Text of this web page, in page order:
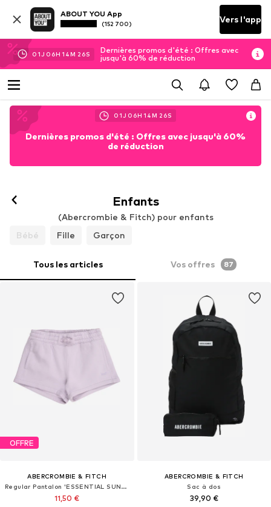
ABOUT YOU App
(152 700) Vers l'app
01J 06H 14M 25S
Dernières promos d'été : Offres avec
jusqu'à 60% de réduction
01J 06H 14M 25S
Dernières promos d'été : Offres avec jusqu'à 60%
de réduction
Enfants
(Abercrombie & Fitch) pour enfants
Bébé
Fille Garçon
Tous les articles Vos offres 87
OFFRE
ABERCROMBIE & FITCH
Regular Pantalon 'ESSENTIAL SUNDAY'
11,50 €
ABERCROMBIE & FITCH
Sac à dos
39,90 €